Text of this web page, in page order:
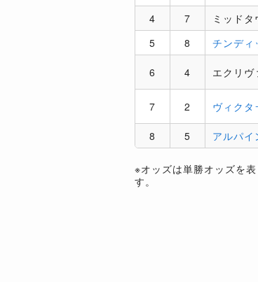
4 7 ミッドタ
5
8 チンディ
6 4 エクリヴ
7 2 ヴィクタ
8 5 アルパイ
※オッズは単勝オッズを
す。